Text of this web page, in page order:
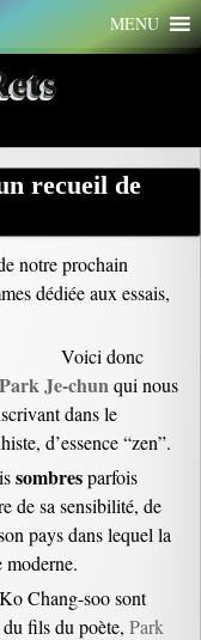
MENU
recueil de
notre prochain
dédiée aux essais,
Voici donc
Park Je-chunqui nous
dans le
d’essence “zen”.
sombresparfois
de sa sensibilité, de
pays dans lequel la
moderne.
Chang-soo sont
fils du poète, Park